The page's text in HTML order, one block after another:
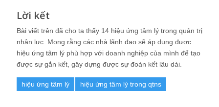
Lời kết
Bài viết trên đã cho ta thấy 14 hiệu ứng tâm lý trong quản trị
nhân lực. Mong rằng các nhà lãnh đạo sẽ áp dụng được
hiệu ứng tâm lý phù hợp với doanh nghiệp của mình để tạo
được sự gắn kết, gây dựng được sự đoàn kết lâu dài.
hiệu ứng tâm lý hiệu ứng tâm lý trong qtns